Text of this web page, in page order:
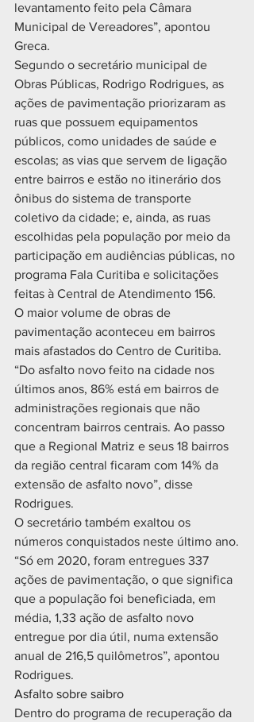
levantamento feito pela Câmara
Municipal de Vereadores”, apontou
Greca.
Segundo o secretário municipal de
Obras Públicas, Rodrigo Rodrigues, as
ações de pavimentação priorizaram as
ruas que possuem equipamentos
públicos, como unidades de saúde e
escolas; as vias que servem de ligação
entre bairros e estão no itinerário dos
ônibus do sistema de transporte
coletivo da cidade; e, ainda, as ruas
escolhidas pela população por meio da
participação em audiências públicas, no
programa Fala Curitiba e solicitações
feitas à Central de Atendimento 156.
O maior volume de obras de
pavimentação aconteceu em bairros
mais afastados do Centro de Curitiba.
“Do asfalto novo feito na cidade nos
últimos anos, 86% está em bairros de
administrações regionais que não
concentram bairros centrais. Ao passo
que a Regional Matriz e seus 18 bairros
da região central ficaram com 14% da
extensão de asfalto novo”, disse
Rodrigues.
O secretário também exaltou os
números conquistados neste último ano.
“Só em 2020, foram entregues 337
ações de pavimentação, o que significa
que a população foi beneficiada, em
média, 1,33 ação de asfalto novo
entregue por dia útil, numa extensão
anual de 216,5 quilômetros”, apontou
Rodrigues.
Asfalto sobre saibro
Dentro do programa de recuperação da